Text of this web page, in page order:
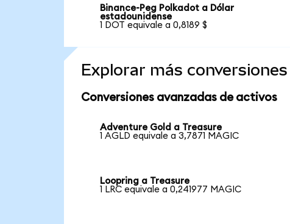
Binance-Peg Polkadot a Dólar
estadounidense
1 DOT equivale a 0,8189 $
Explorar más conversiones
Conversiones avanzadas de activos
Adventure Gold a Treasure
1 AGLD equivale a 3,7871 MAGIC
Loopring a Treasure
1 LRC equivale a 0,241977 MAGIC